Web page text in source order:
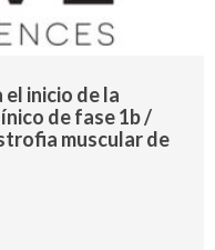
inicio de la
de fase 1b /
muscular de